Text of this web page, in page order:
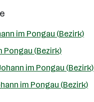
im Pongau (Bezirk)
Pongau (Bezirk)
im Pongau (Bezirk)
im Pongau (Bezirk)